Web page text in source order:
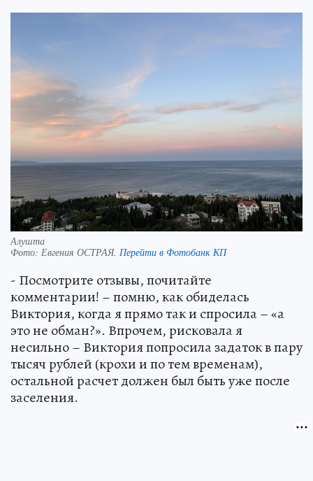
Алушта
Фото: Евгения ОСТРАЯ. Перейти в Фотобанк КП
- Посмотрите отзывы, почитайте
комментарии! – помню, как обиделась
Виктория, когда я прямо так и спросила – «а
это не обман?». Впрочем, рисковала я
несильно – Виктория попросила задаток в пару
тысяч рублей (крохи и по тем временам),
остальной расчет должен был быть уже после
заселения.